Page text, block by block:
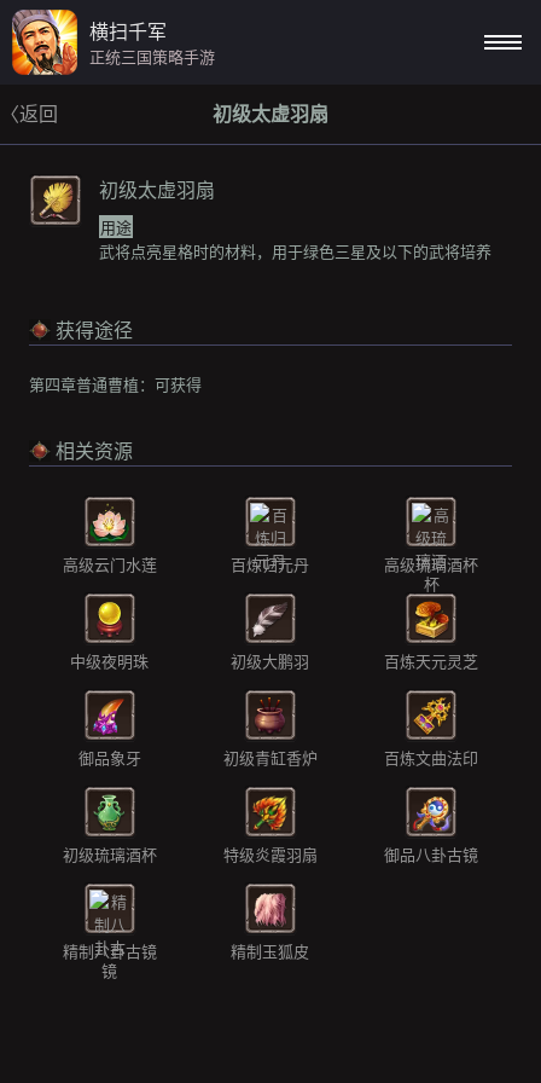
横扫千军
正统三国策略手游
〈返回 初级太虚羽扇
初级太虚羽扇
用途
武将点亮星格时的材料，用于绿色三星及以下的武将培养
获得途径
第四章普通曹植： 可获得
相关资源
高级云门水莲 百炼归元丹 高级琉璃酒杯
中级夜明珠 初级大鹏羽 百炼天元灵芝
御品象牙 初级青缸香炉 百炼文曲法印
初级琉璃酒杯 特级炎霞羽扇 御品八卦古镜
精制八卦古镜 精制玉狐皮